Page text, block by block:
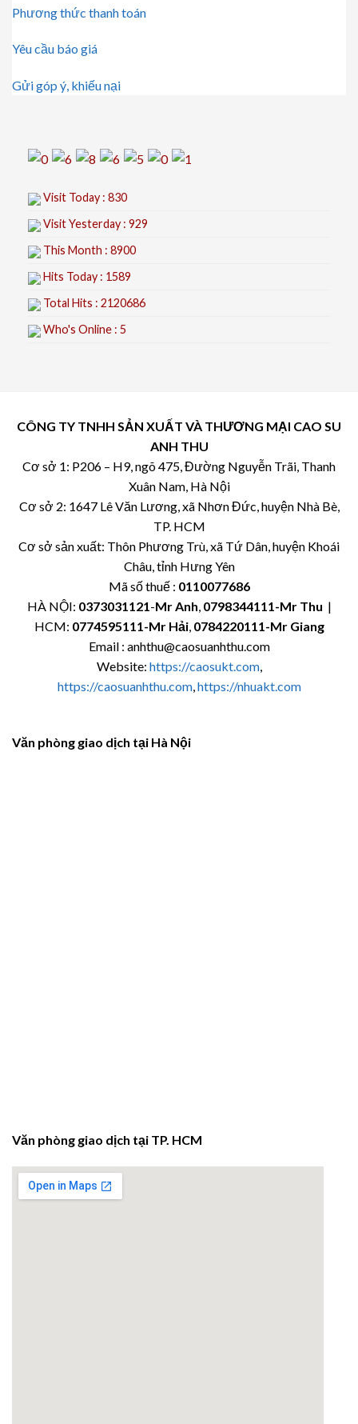
Phương thức thanh toán
Yêu cầu báo giá
Gửi góp ý, khiếu nại
Visit Today : 830
Visit Yesterday : 929
This Month : 8900
Hits Today : 1589
Total Hits : 2120686
Who's Online : 5
CÔNG TY TNHH SẢN XUẤT VÀ THƯƠNG MẠI CAO SU
ANH THU
Cơ sở 1: P206 – H9, ngõ 475, Đường Nguyễn Trãi, Thanh
Xuân Nam, Hà Nội
Cơ sở 2: 1647 Lê Văn Lương, xã Nhơn Đức, huyện Nhà Bè,
TP. HCM
Cơ sở sản xuất: Thôn Phương Trù, xã Tứ Dân, huyện Khoái
Châu, tỉnh Hưng Yên
Mã số thuế : 0110077686
HÀ NỘI: 0373031121-Mr Anh, 0798344111-Mr Thu |
HCM: 0774595111-Mr Hải, 0784220111-Mr Giang
Email : anhthu@caosuanhthu.com
Website: https://caosukt.com,
https://caosuanhthu.com,https://nhuakt.com
Văn phòng giao dịch tại Hà Nội
Văn phòng giao dịch tại TP. HCM